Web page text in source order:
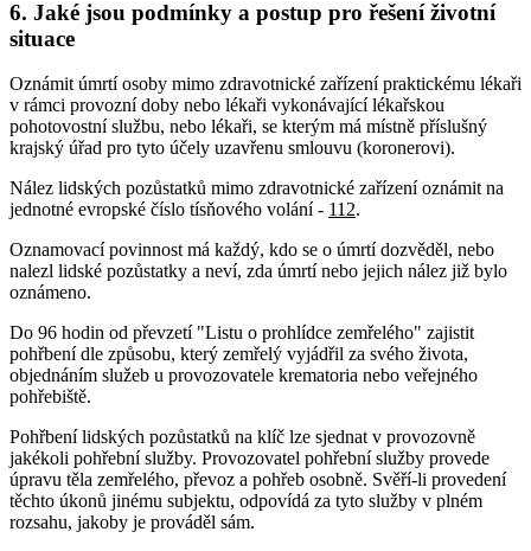
6. Jaké jsou podmínky a postup pro řešení životní
situace
Oznámit úmrtí osoby mimo zdravotnické zařízení praktickému lékaři
v rámci provozní doby nebo lékaři vykonávající lékařskou
pohotovostní službu, nebo lékaři, se kterým má místně příslušný
krajský úřad pro tyto účely uzavřenu smlouvu (koronerovi).
Nález lidských pozůstatků mimo zdravotnické zařízení oznámit na
jednotné evropské číslo tísňového volání - 112.
Oznamovací povinnost má každý, kdo se o úmrtí dozvěděl, nebo
nalezl lidské pozůstatky a neví, zda úmrtí nebo jejich nález již bylo
oznámeno.
Do 96 hodin od převzetí "Listu o prohlídce zemřelého" zajistit
pohřbení dle způsobu, který zemřelý vyjádřil za svého života,
objednáním služeb u provozovatele krematoria nebo veřejného
pohřebiště.
Pohřbení lidských pozůstatků na klíč lze sjednat v provozovně
jakékoli pohřební služby. Provozovatel pohřební služby provede
úpravu těla zemřelého, převoz a pohřeb osobně. Svěří-li provedení
těchto úkonů jinému subjektu, odpovídá za tyto služby v plném
rozsahu, jakoby je prováděl sám.